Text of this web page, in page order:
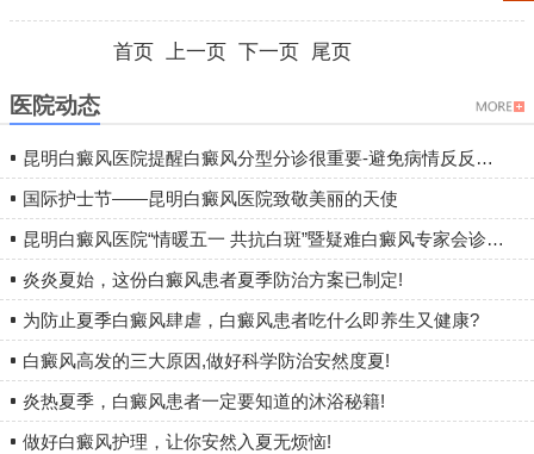
首页 上一页 下一页 尾页
医院动态
昆明白癜风医院提醒白癜风分型分诊很重要-避免病情反反复复
国际护士节——昆明白癜风医院致敬美丽的天使
昆明白癜风医院“情暖五一 共抗白斑”暨疑难白癜风专家会诊圆满落幕
炎炎夏始，这份白癜风患者夏季防治方案已制定!
为防止夏季白癜风肆虐，白癜风患者吃什么即养生又健康?
白癜风高发的三大原因,做好科学防治安然度夏!
炎热夏季，白癜风患者一定要知道的沐浴秘籍!
做好白癜风护理，让你安然入夏无烦恼!